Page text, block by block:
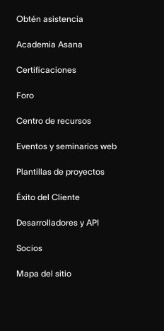
Obtén asistencia
Academia Asana
Certificaciones
Foro
Centro de recursos
Eventos y seminarios web
Plantillas de proyectos
Éxito del Cliente
Desarrolladores y API
Socios
Mapa del sitio